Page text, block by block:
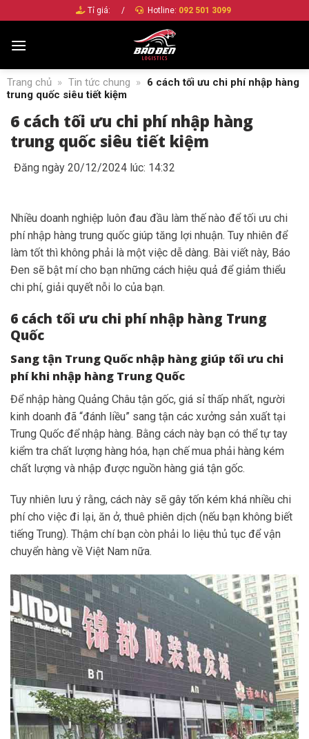
nội
Tỉ giá: / Hotline: 092 501 3099
Trang chủ » Tin tức chung »
6 cách tối ưu chi phí nhập hàng
trung quốc siêu tiết kiệm
6 cách tối ưu chi phí nhập hàng
trung quốc siêu tiết kiệm
Đăng ngày 20/12/2024 lúc: 14:32
Nhiều doanh nghiệp luôn đau đầu làm thế nào để tối ưu chi
phí nhập hàng trung quốc giúp tăng lợi nhuận. Tuy nhiên để
làm tốt thì không phải là một việc dễ dàng. Bài viết này, Báo
Đen sẽ bật mí cho bạn những cách hiệu quả để giảm thiểu
chi phí, giải quyết nỗi lo của bạn.
6 cách tối ưu chi phí nhập hàng Trung
Quốc
Sang tận Trung Quốc nhập hàng giúp tối ưu chi
phí khi nhập hàng Trung Quốc
Để nhập hàng Quảng Châu tận gốc, giá sỉ thấp nhất, người
kinh doanh đã “đánh liều” sang tận các xưởng sản xuất tại
Trung Quốc để nhập hàng. Bằng cách này bạn có thể tự tay
kiểm tra chất lượng hàng hóa, hạn chế mua phải hàng kém
chất lượng và nhập được nguồn hàng giá tận gốc.
Tuy nhiên lưu ý rằng, cách này sẽ gây tốn kém khá nhiều chi
phí cho việc đi lại, ăn ở, thuê phiên dịch (nếu bạn không biết
tiếng Trung). Thậm chí bạn còn phải lo liệu thủ tục để vận
chuyển hàng về Việt Nam nữa.